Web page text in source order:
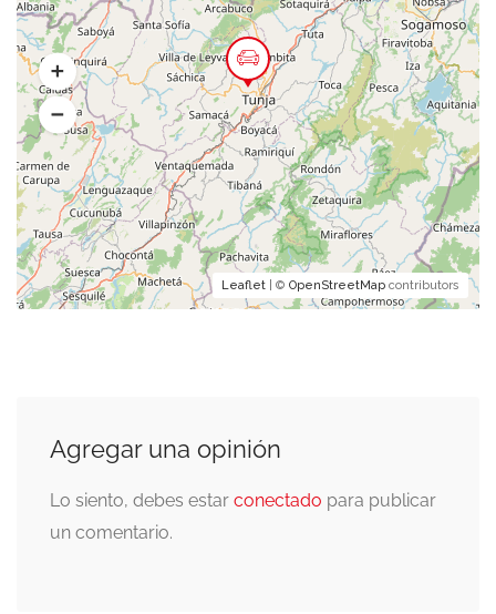
Leaflet | © OpenStreetMap contributors
Agregar una opinión
Lo siento, debes estar conectado para publicar
un comentario.